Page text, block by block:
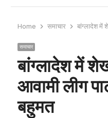
Home समाचार बांग्लादेश में
समाचार
बांग्लादेश में
आवामी लीग
बहुमत